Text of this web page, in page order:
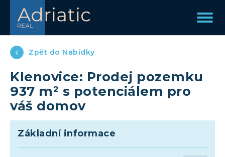
Zpět do Nabídky
Klenovice: Prodej pozemku
937 m² s potenciálem pro
váš domov
Základní informace